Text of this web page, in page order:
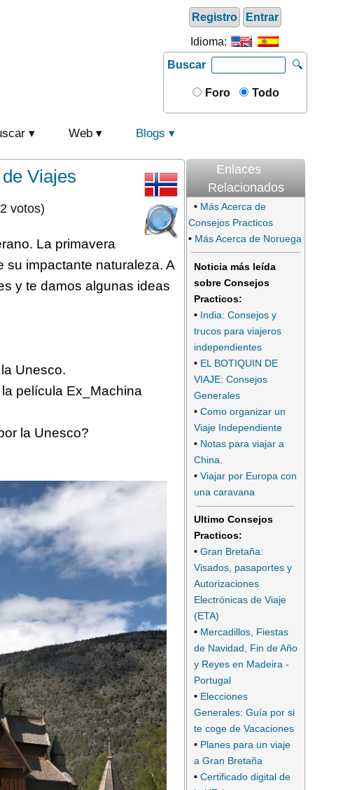
Registro Entrar
Idioma:
Buscar
🔍
Foro Todo
Web Blogs
Viajes
votos)
La primavera
su impactante naturaleza. A
y te damos algunas ideas
Unesco.
película Ex_Machina
la Unesco?
Enlaces
Relacionados
• Más Acerca de
Consejos Practicos
• Más Acerca de Noruega
Noticia más leída
sobre Consejos
Practicos:
• India: Consejos y
trucos para viajeros
independientes
• EL BOTIQUIN DE
VIAJE: Consejos
Generales
• Como organizar un
Viaje Independiente
• Notas para viajar a
China.
• Viajar por Europa con
una caravana
Ultimo Consejos
Practicos:
• Gran Bretaña:
Visados, pasaportes y
Autorizaciones
Electrónicas de Viaje
(ETA)
• Mercadillos, Fiestas
de Navidad, Fin de Año
y Reyes en Madeira -
Portugal
• Elecciones
Generales: Guía por si
te coge de Vacaciones
• Planes para un viaje
a Gran Bretaña
• Certificado digital de